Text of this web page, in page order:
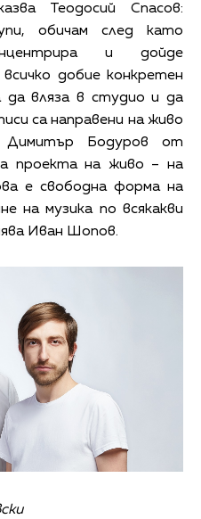
Теодосий Спасов:
обичам след като
и дойде
добие конкретен
да вляза в студио и да
са направени на живо
Димитър Бодуров от
проекта на живо – на
е свободна форма на
на музика по всякакви
Иван Шопов.